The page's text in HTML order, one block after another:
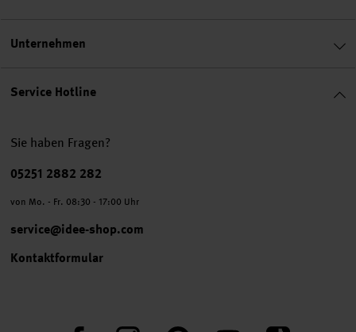
Service Hotline
Sie haben Fragen?
Telefonnummer
05251 2882 282
von Mo. - Fr. 08:30 - 17:00 Uhr
service@idee-shop.com
Kontaktformular
Unternehmen